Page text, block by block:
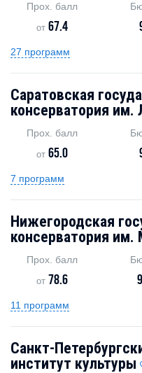
Прох. балл
от67.4
27 программ
Саратовская
консерватория им.
Прох. балл
от65.0
7 программ
Нижегородская
консерватория им.
Прох. балл
от 78.6
11 программ
Санкт-
институт культуры